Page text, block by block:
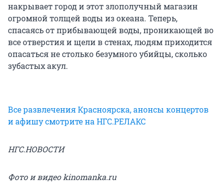
накрывает город и этот злополучный магазин
огромной толщей воды из океана. Теперь,
спасаясь от прибывающей воды, проникающей во
все отверстия и щели в стенах, людям приходится
опасаться не столько безумного убийцы, сколько
зубастых акул.
Все развлечения Красноярска, анонсы концертов
и афишу смотрите на НГС.РЕЛАКС
НГС.НОВОСТИ
Фото и видео kinomanka.ru